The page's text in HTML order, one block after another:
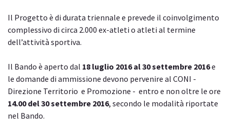
Il Progetto è di durata triennale e prevede il coinvolgimento
complessivo di circa 2.000 ex-atleti o atleti al termine
dell’attività sportiva.
Il Bando è aperto dal 18 luglio 2016 al 30 settembre 2016e
le domande di ammissione devono pervenire al CONI -
Direzione Territorio e Promozione - entro e non oltre le ore
14.00 del 30 settembre 2016, secondo le modalità riportate
nel Bando.